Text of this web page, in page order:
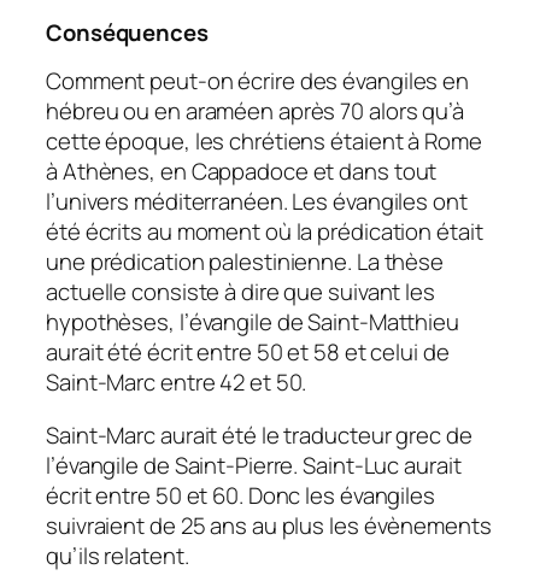
Conséquences
Comment peut-on écrire des évangiles en
hébreu ou en araméen après 70 alors qu’à
cette époque, les chrétiens étaient à Rome
à Athènes, en Cappadoce et dans tout
l’univers méditerranéen. Les évangiles ont
été écrits au moment où la prédication était
une prédication palestinienne. La thèse
actuelle consiste à dire que suivant les
hypothèses, l’évangile de Saint-Matthieu
aurait été écrit entre 50 et 58 et celui de
Saint-Marc entre 42 et 50.
Saint-Marc aurait été le traducteur grec de
l’évangile de Saint-Pierre. Saint-Luc aurait
écrit entre 50 et 60. Donc les évangiles
suivraient de 25 ans au plus les évènements
qu’ils relatent.